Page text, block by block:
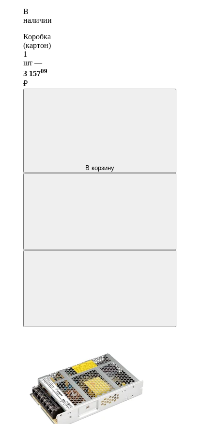
В
наличии
Коробка
(картон)
1
шт —
3 15709
₽
В корзину